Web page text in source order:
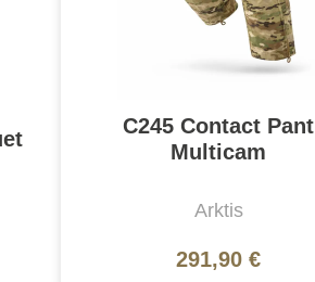
C245 Contact Pant
Multicam
Arktis
291,90 €